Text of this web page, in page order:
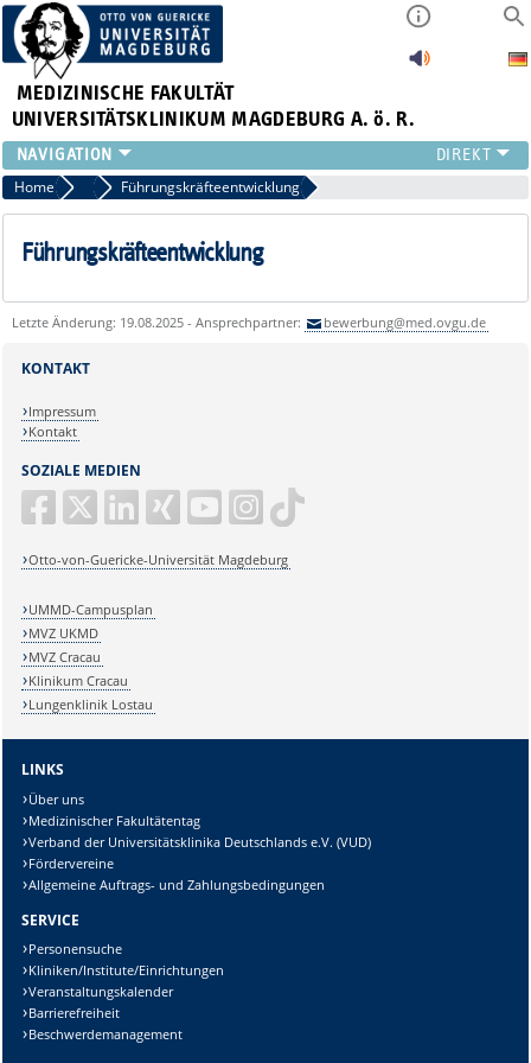
MEDIZINISCHE FAKULTÄT
UNIVERSITÄTSKLINIKUM MAGDEBURG A. ö. R.
INSTITUTE
KLINIKEN
ZENTRALE EINRICHTUNGEN
PRESSE
ÜBER UNS
INTERNATIONAL
Home Personalentwicklung
Führungskräfteentwicklung
Führungskräfteentwicklung
Letzte Änderung: 19.08.2025 - Ansprechpartner: bewerbung@med.ovgu.de
SOZIALE MEDIEN
Otto-von-Guericke-Universität Magdeburg
KONTAKT
Impressum
Kontakt
UMMD-Campusplan
MVZ UKMD
MVZ Cracau
Klinikum Cracau
Lungenklinik Lostau
LINKS
Über uns
Medizinischer Fakultätentag
Verband der Universitätsklinika Deutschlands e.V. (VUD)
Fördervereine
Allgemeine Auftrags- und Zahlungsbedingungen
SERVICE
Personensuche
Kliniken/Institute/Einrichtungen
Veranstaltungskalender
Barrierefreiheit
Beschwerdemanagement